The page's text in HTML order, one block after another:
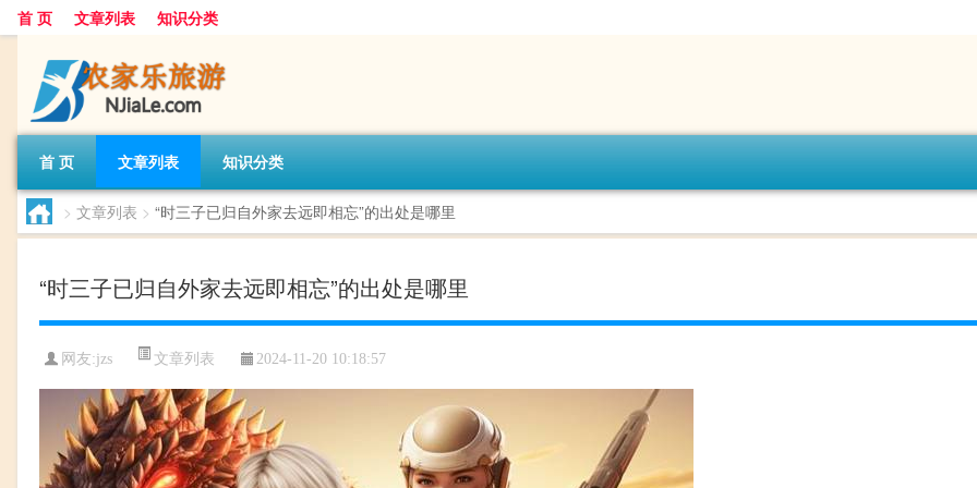
首 页 文章列表 知识分类
首 页 文章列表 知识分类
> 文章列表 > “时三子已归自外家去远即相忘”的出处是哪里
“时三子已归自外家去远即相忘”的出处是哪里
网友:jzs 文章列表 2024-11-20 10:18:57